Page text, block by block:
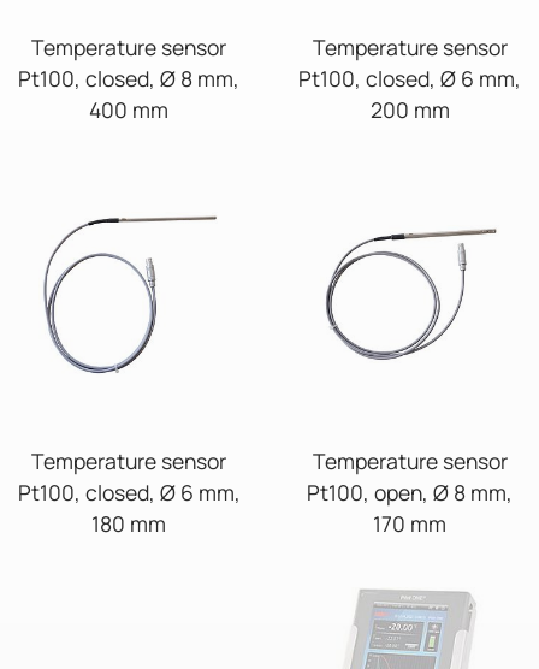
Temperature sensor
Pt100, closed, Ø 8 mm,
400 mm
Temperature sensor
Pt100, closed, Ø 6 mm,
200 mm
Temperature sensor
Pt100, closed, Ø 6 mm,
180 mm
Temperature sensor
Pt100, open, Ø 8 mm,
170 mm